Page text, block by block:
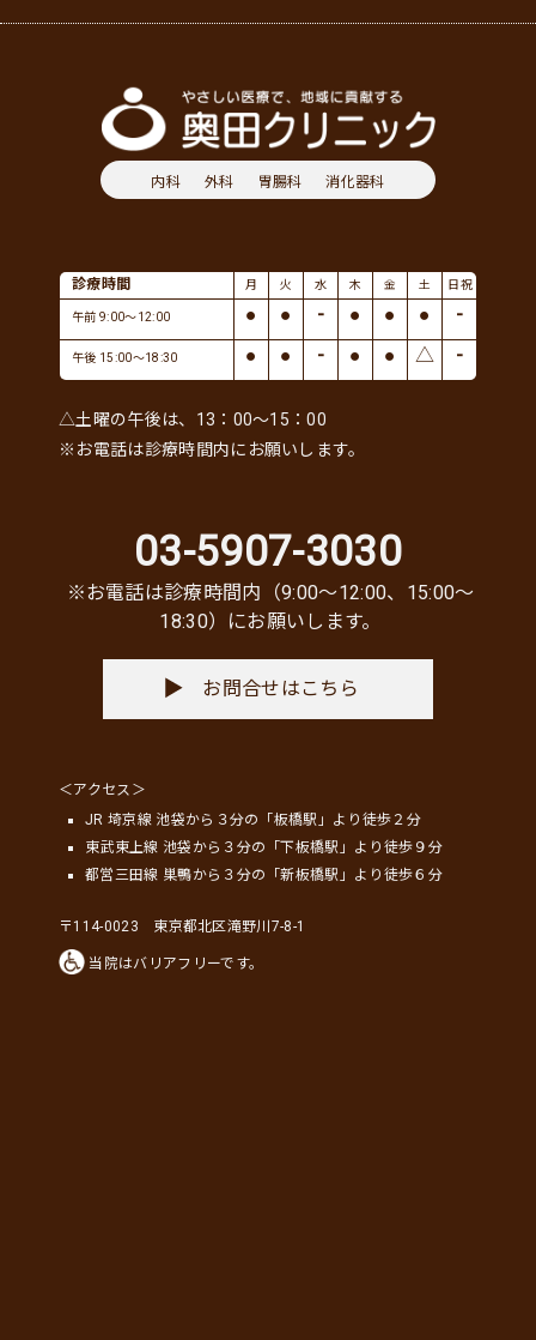
内科 外科 胃腸科 消化器科
診療時間 月 火 水 木 金 土 日祝
午前 9:00～12:00 ● ● - ● ● ● -
午後 15:00～18:30 ● ● - ● ● △ -
△土曜の午後は、13：00～15：00
※お電話は診療時間内にお願いします。
03-5907-3030
※お電話は診療時間内（9:00〜12:00、15:00〜
18:30）にお願いします。
お問合せはこちら
＜アクセス＞
JR 埼京線 池袋から３分の「板橋駅」より徒歩２分
東武東上線 池袋から３分の「下板橋駅」より徒歩９分
都営三田線 巣鴨から３分の「新板橋駅」より徒歩６分
〒114-0023 東京都北区滝野川7-8-1
当院はバリアフリーです。